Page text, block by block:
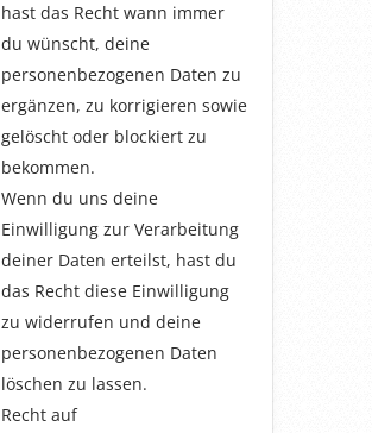
hast das Recht wann immer
du wünscht, deine
personenbezogenen Daten zu
ergänzen, zu korrigieren sowie
gelöscht oder blockiert zu
bekommen.
Wenn du uns deine
Einwilligung zur Verarbeitung
deiner Daten erteilst, hast du
das Recht diese Einwilligung
zu widerrufen und deine
personenbezogenen Daten
löschen zu lassen.
Recht auf